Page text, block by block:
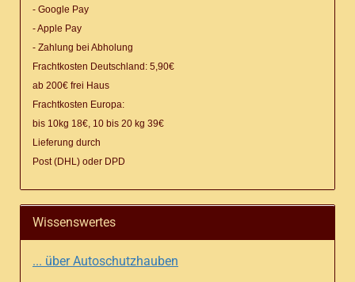
- Google Pay
- Apple Pay
- Zahlung bei Abholung
Frachtkosten Deutschland: 5,90€
ab 200€ frei Haus
Frachtkosten Europa:
bis 10kg 18€, 10 bis 20 kg 39€
Lieferung durch
Post (DHL) oder DPD
Wissenswertes
... über Autoschutzhauben